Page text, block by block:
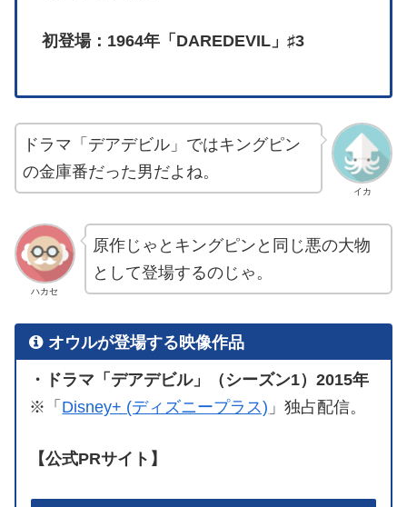
初登場：1964年「DAREDEVIL」♯3
イカ
ドラマ「デアデビル」ではキングピン
の金庫番だった男だよね。
ハカセ
原作じゃとキングピンと同じ悪の大物
として登場するのじゃ。
オウルが登場する映像作品
・ドラマ「デアデビル」（シーズン1）2015年
※「 Disney+ (ディズニープラス) 」独占配信。
【公式PRサイト】